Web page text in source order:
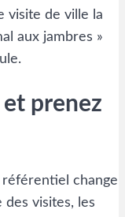
visite de ville la
aux jambres »
prenez
référentiel change
visites, les